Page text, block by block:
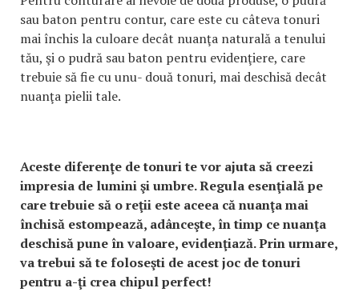
sau baton pentru contur, care este cu câteva tonuri
mai închis la culoare decât nuanţa naturală a tenului
tău, şi o pudră sau baton pentru evidenţiere, care
trebuie să fie cu unu- două tonuri, mai deschisă decât
nuanţa pielii tale.
Aceste diferenţe de tonuri te vor ajuta să creezi
impresia de lumini şi umbre. Regula esenţială pe
care trebuie să o reţii este aceea că nuanţa mai
închisă estompează, adânceşte, în timp ce nuanţa
deschisă pune în valoare, evidenţiază. Prin urmare,
va trebui să te foloseşti de acest joc de tonuri
pentru a-ţi crea chipul perfect!